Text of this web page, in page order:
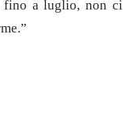
fino a luglio, non ci